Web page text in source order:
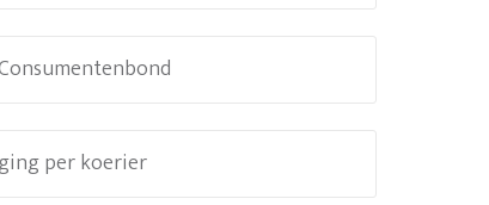
per koerier